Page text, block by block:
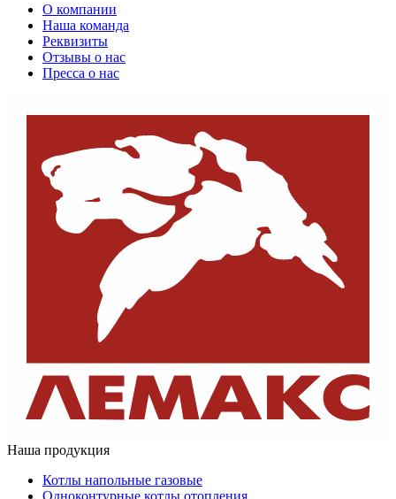
О компании
Наша команда
Реквизиты
Отзывы о нас
Пресса о нас
Наша продукция
Котлы напольные газовые
Одноконтурные котлы отопления